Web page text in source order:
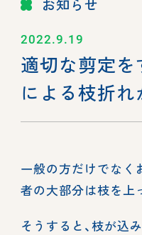
お知らせ
2022.9.19
適切な剪定を
による枝折れ
一般の方だけでなく
者の大部分は枝を上
そうすると、枝が込